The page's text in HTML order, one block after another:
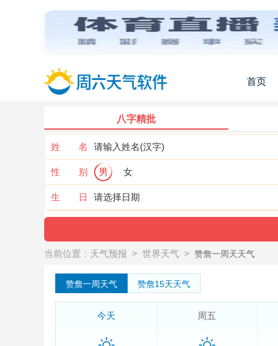
首页
八字精批
姓 名
性 别 男 女
生 日
当前位置： 天气预报 > 世界天气 > 赞詹一周天天气
赞詹一周天气 赞詹15天天气
今天 周五